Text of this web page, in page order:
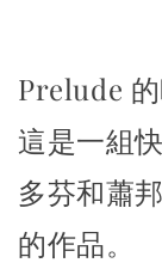
Prelude
這是一組
多芬和蕭
的作品。